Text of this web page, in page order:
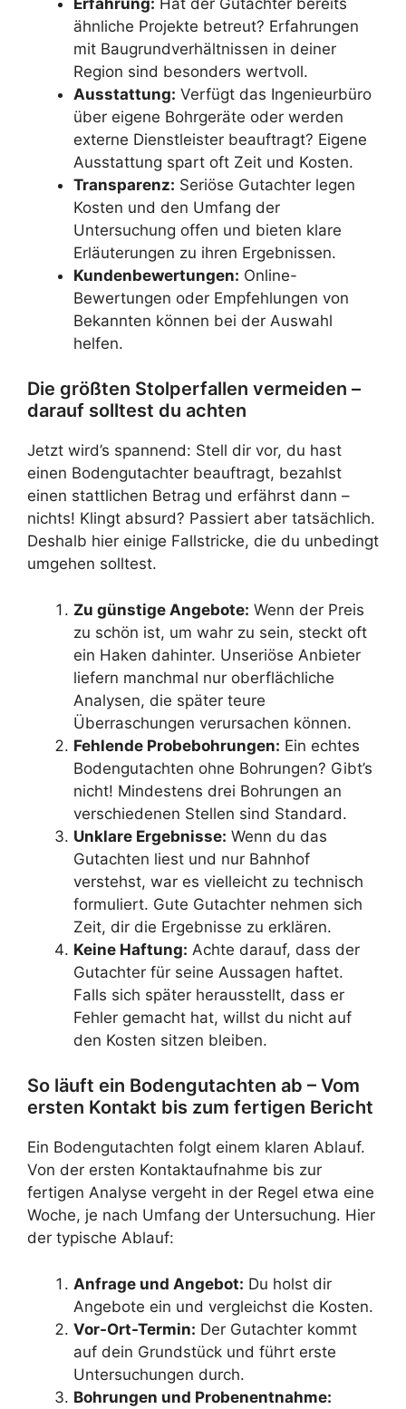
ähnliche Projekte betreut? Erfahrungen
mit Baugrundverhältnissen in deiner
Region sind besonders wertvoll.
Ausstattung: Verfügt das Ingenieurbüro
über eigene Bohrgeräte oder werden
externe Dienstleister beauftragt? Eigene
Ausstattung spart oft Zeit und Kosten.
Transparenz: Seriöse Gutachter legen
Kosten und den Umfang der
Untersuchung offen und bieten klare
Erläuterungen zu ihren Ergebnissen.
Kundenbewertungen: Online-
Bewertungen oder Empfehlungen von
Bekannten können bei der Auswahl
helfen.
Die größten Stolperfallen vermeiden –
darauf solltest du achten
Jetzt wird’s spannend: Stell dir vor, du hast
einen Bodengutachter beauftragt, bezahlst
einen stattlichen Betrag und erfährst dann –
nichts! Klingt absurd? Passiert aber tatsächlich.
Deshalb hier einige Fallstricke, die du unbedingt
umgehen solltest.
Zu günstige Angebote: Wenn der Preis
zu schön ist, um wahr zu sein, steckt oft
ein Haken dahinter. Unseriöse Anbieter
liefern manchmal nur oberflächliche
Analysen, die später teure
Überraschungen verursachen können.
Fehlende Probebohrungen: Ein echtes
Bodengutachten ohne Bohrungen? Gibt’s
nicht! Mindestens drei Bohrungen an
verschiedenen Stellen sind Standard.
Unklare Ergebnisse: Wenn du das
Gutachten liest und nur Bahnhof
verstehst, war es vielleicht zu technisch
formuliert. Gute Gutachter nehmen sich
Zeit, dir die Ergebnisse zu erklären.
Keine Haftung: Achte darauf, dass der
Gutachter für seine Aussagen haftet.
Falls sich später herausstellt, dass er
Fehler gemacht hat, willst du nicht auf
den Kosten sitzen bleiben.
So läuft ein Bodengutachten ab – Vom
ersten Kontakt bis zum fertigen Bericht
Ein Bodengutachten folgt einem klaren Ablauf.
Von der ersten Kontaktaufnahme bis zur
fertigen Analyse vergeht in der Regel etwa eine
Woche, je nach Umfang der Untersuchung. Hier
der typische Ablauf:
Anfrage und Angebot: Du holst dir
Angebote ein und vergleichst die Kosten.
Vor-Ort-Termin: Der Gutachter kommt
auf dein Grundstück und führt erste
Untersuchungen durch.
Bohrungen und Probenentnahme: